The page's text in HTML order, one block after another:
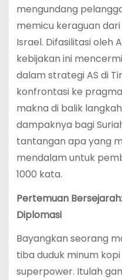
mengundang
memicu keraguan
Israel. Difasilitasi oleh
kebijakan ini
dalam strategi AS di
konfrontasi ke
makna di balik
dampaknya bagi
tantangan apa yang
mendalam untuk
1000 kata.
Pertemuan
Diplomasi
Bayangkan seorang
tiba duduk minum
superpower. Itulah